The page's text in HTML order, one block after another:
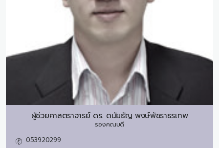
ผู้ช่วยศาสตราจารย์ ดร. ดนัยธัญ พงษ์พัชราธรเทพ
รองคณบดี
053920299